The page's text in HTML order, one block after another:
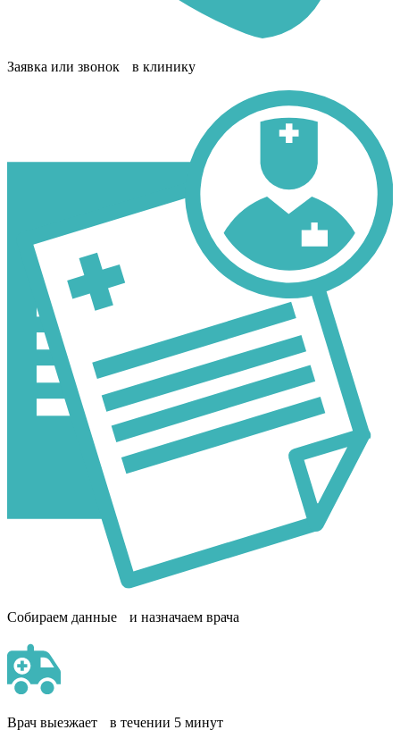
Заявка или звонок в клинику
Собираем данные и назначаем врача
Врач выезжает в течении 5 минут